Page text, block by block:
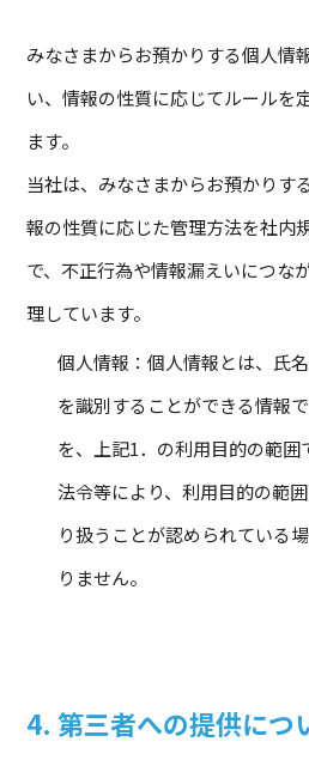
みなさまからお預かりする個人情
い、情報の性質に応じてルールを
ます。
当社は、みなさまからお預かりす
報の性質に応じた管理方法を社内
で、不正行為や情報漏えいにつな
理しています。
個人情報：個人情報とは、氏
を識別することができる情報
を、上記1．の利用目的の範囲
法令等により、利用目的の範
り扱うことが認められている
りません。
4. 第三者への提供につ